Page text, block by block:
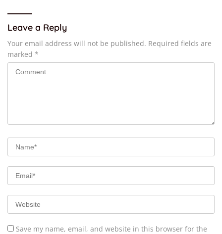
Leave a Reply
Your email address will not be published. Required fields are
marked *
Save my name, email, and website in this browser for the